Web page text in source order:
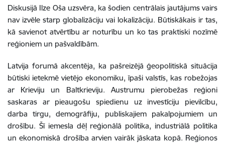
Diskusijā Ilze Oša uzsvēra, ka šodien centrālais jautājums vairs
nav izvēle starp globalizāciju vai lokalizāciju. Būtiskākais ir tas,
kā savienot atvērtību ar noturību un ko tas praktiski nozīmē
reģioniem un pašvaldībām.
Latvija forumā akcentēja, ka pašreizējā ģeopolitiskā situācija
būtiski ietekmē vietējo ekonomiku, īpaši valstīs, kas robežojas
ar Krieviju un Baltkrieviju. Austrumu pierobežas reģioni
saskaras ar pieaugošu spiedienu uz investīciju pievilcību,
darba tirgu, demogrāfiju, publiskajiem pakalpojumiem un
drošību. Šī iemesla dēļ reģionālā politika, industriālā politika
un ekonomiskā drošība arvien vairāk jāskata kopā. Reģionos